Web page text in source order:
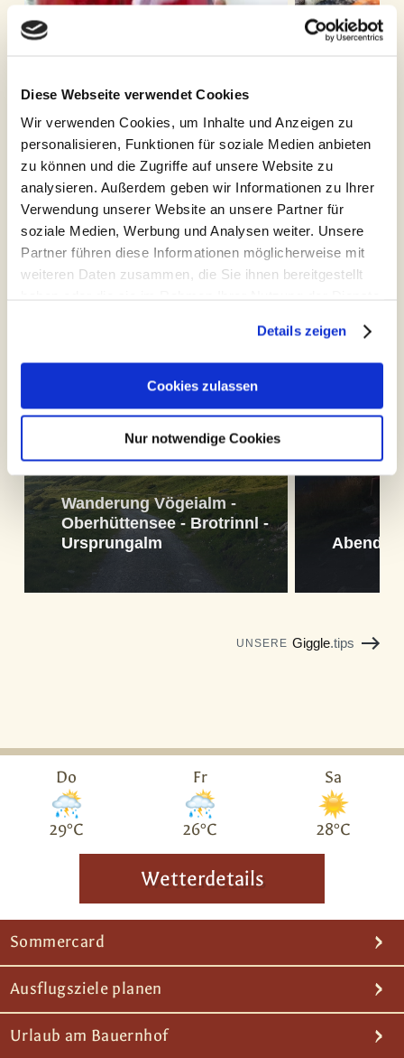
Diese Webseite verwendet Cookies
Wir verwenden Cookies, um Inhalte und Anzeigen zu
personalisieren, Funktionen für soziale Medien anbieten
zu können und die Zugriffe auf unsere Website zu
analysieren. Außerdem geben wir Informationen zu Ihrer
Verwendung unserer Website an unsere Partner für
soziale Medien, Werbung und Analysen weiter. Unsere
Partner führen diese Informationen möglicherweise mit
weiteren Daten zusammen, die Sie ihnen bereitgestellt
Details zeigen
Cookies zulassen
Nur notwendige Cookies
Sirupe herstellen
Aktiv am Berg
€100
Wanderung Vögeialm -
Oberhüttensee - Brotrinnl -
Ursprungalm
€50
UNSERE Giggle.tips
Do
29°C
Fr
26°C
Sa
28°C
Wetterdetails
Sommercard
Ausflugsziele planen
Urlaub am Bauernhof